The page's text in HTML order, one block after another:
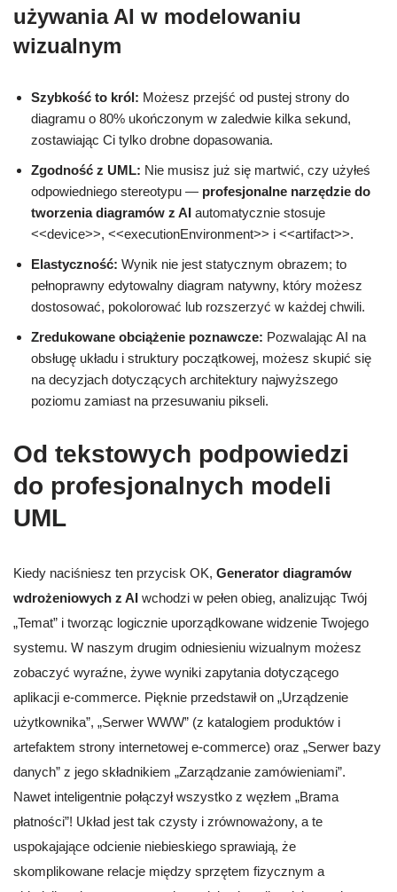
używania AI w modelowaniu
wizualnym
Szybkość to król: Możesz przejść od pustej strony do
diagramu o 80% ukończonym w zaledwie kilka sekund,
zostawiając Ci tylko drobne dopasowania.
Zgodność z UML: Nie musisz już się martwić, czy użyłeś
odpowiedniego stereotypu — profesjonalne narzędzie do
tworzenia diagramów z AI automatycznie stosuje
<<device>>, <<executionEnvironment>> i <<artifact>>.
Elastyczność: Wynik nie jest statycznym obrazem; to
pełnoprawny edytowalny diagram natywny, który możesz
dostosować, pokolorować lub rozszerzyć w każdej chwili.
Zredukowane obciążenie poznawcze: Pozwalając AI na
obsługę układu i struktury początkowej, możesz skupić się
na decyzjach dotyczących architektury najwyższego
poziomu zamiast na przesuwaniu pikseli.
Od tekstowych podpowiedzi
do profesjonalnych modeli
UML
Kiedy naciśniesz ten przycisk OK, Generator diagramów
wdrożeniowych z AI wchodzi w pełen obieg, analizując Twój
„Temat” i tworząc logicznie uporządkowane widzenie Twojego
systemu. W naszym drugim odniesieniu wizualnym możesz
zobaczyć wyraźne, żywe wyniki zapytania dotyczącego
aplikacji e-commerce. Pięknie przedstawił on „Urządzenie
użytkownika”, „Serwer WWW” (z katalogiem produktów i
artefaktem strony internetowej e-commerce) oraz „Serwer bazy
danych” z jego składnikiem „Zarządzanie zamówieniami”.
Nawet inteligentnie połączył wszystko z węzłem „Brama
płatności”! Układ jest tak czysty i zrównoważony, a te
uspokajające odcienie niebieskiego sprawiają, że
skomplikowane relacje między sprzętem fizycznym a